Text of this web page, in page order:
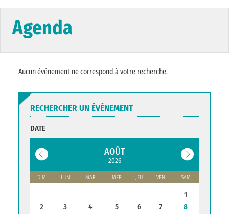
Agenda
Aucun événement ne correspond à votre recherche.
RECHERCHER UN ÉVÉNEMENT
DATE
AOÛT
2026
DIM LUN MAR MER JEU VEN SAM
1
2
3 4 5 6 7
8